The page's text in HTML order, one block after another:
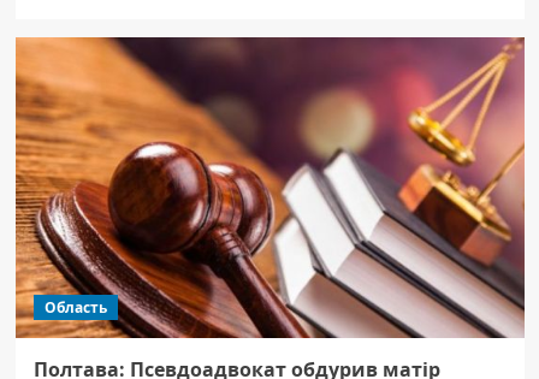
Область
Полтава: Псевдоадвокат обдурив матір